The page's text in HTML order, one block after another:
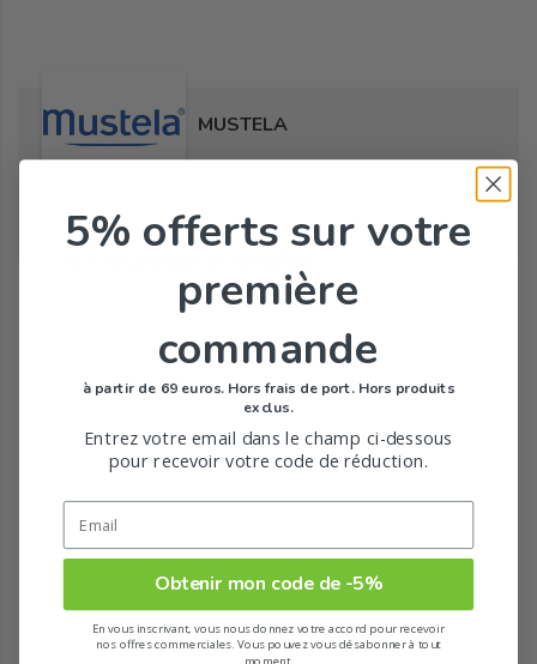
MUSTELA
5% offerts sur votre
première
commande
à partir de 69 euros. Hors frais de port. Hors produits
exclus.
Entrez votre email dans le champ ci-dessous
pour recevoir votre code de réduction.
Obtenir mon code de -5%
En vous inscrivant, vous nous donnez votre accord pour recevoir
nos offres commerciales. Vous pouvez vous désabonner à tout
moment.